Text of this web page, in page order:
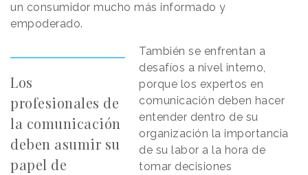
un consumidor mucho más informado y
empoderado.
Los
profesionales de
la comunicación
deben asumir su
papel de
También se enfrentan a
desafíos a nivel interno,
porque los expertos en
comunicación deben hacer
entender dentro de su
organización la importancia
de su labor a la hora de
tomar decisiones